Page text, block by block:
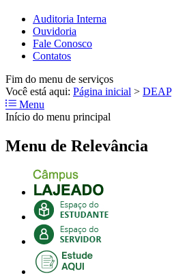
Auditoria Interna
Ouvidoria
Fale Conosco
Contatos
Fim do menu de serviços
Você está aqui: Página inicial > DEAP
Menu
Início do menu principal
Menu de Relevância